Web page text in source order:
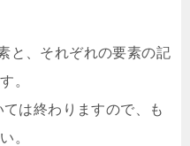
と、それぞれの要素の記
。
は終わりますので、も
。